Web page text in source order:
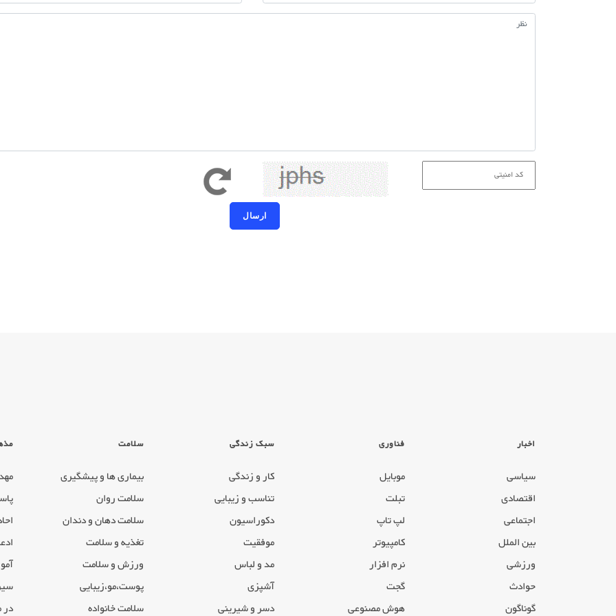
اخبار
سیاسی
اقتصادی
اجتماعی
بین الملل
ورزشی
حوادث
گوناگون
فناوری
موبایل
تبلت
لپ تاپ
کامپیوتر
نرم افزار
گجت
هوش مصنوعی
سبک زندگی
کار و زندگی
تناسب و زیبایی
دکوراسیون
موفقیت
مد و لباس
آشپزی
دسر و شیرینی
سلامت
بیماری ها و پیشگیری
سلامت روان
سلامت دهان و دندان
تغذیه و سلامت
ورزش و سلامت
پوست،مو،زیبایی
سلامت خانواده